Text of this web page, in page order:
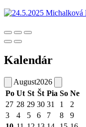
Kalendár
August2026
Po Ut St Št Pia So Ne
27 28 29 30 31 1
2
3
4 5 6 7 8
9